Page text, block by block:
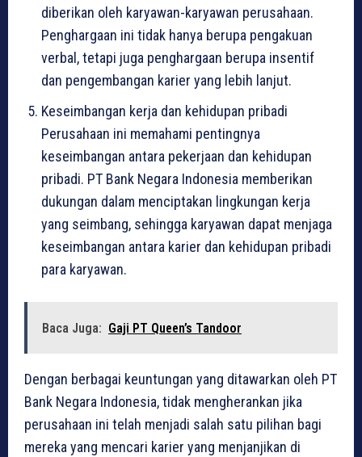
diberikan oleh karyawan-karyawan perusahaan.
Penghargaan ini tidak hanya berupa pengakuan
verbal, tetapi juga penghargaan berupa insentif
dan pengembangan karier yang lebih lanjut.
Keseimbangan kerja dan kehidupan pribadi
Perusahaan ini memahami pentingnya
keseimbangan antara pekerjaan dan kehidupan
pribadi. PT Bank Negara Indonesia memberikan
dukungan dalam menciptakan lingkungan kerja
yang seimbang, sehingga karyawan dapat menjaga
keseimbangan antara karier dan kehidupan pribadi
para karyawan.
Baca Juga: Gaji PT Queen’s Tandoor
Dengan berbagai keuntungan yang ditawarkan oleh PT
Bank Negara Indonesia, tidak mengherankan jika
perusahaan ini telah menjadi salah satu pilihan bagi
mereka yang mencari karier yang menjanjikan di